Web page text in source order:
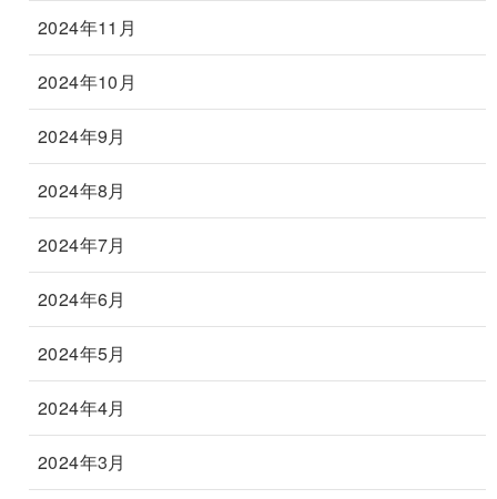
2024年11月
2024年10月
2024年9月
2024年8月
2024年7月
2024年6月
2024年5月
2024年4月
2024年3月